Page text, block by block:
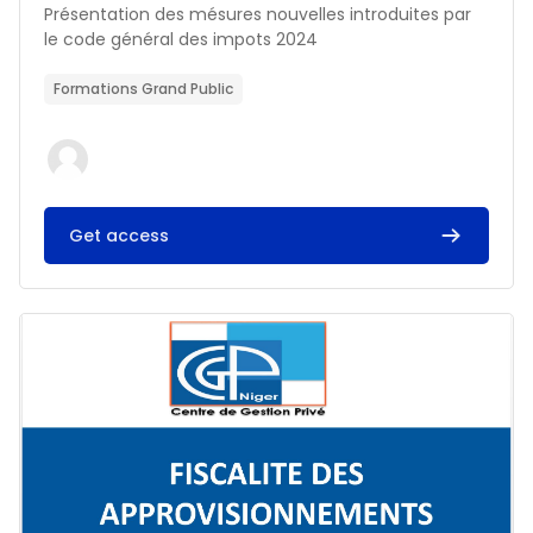
Résumé du cours :
Présentation des mésures nouvelles introduites par
le code général des impots 2024
Formations Grand Public
Get access
Image du cours FISCALITE DES APPROVISIONNEMENTS